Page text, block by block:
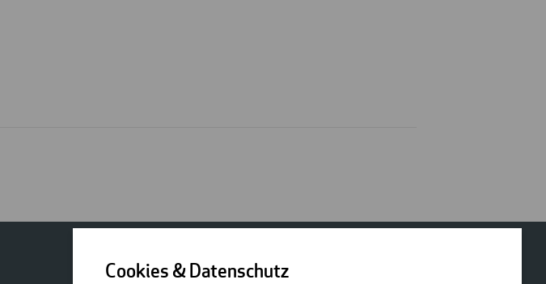
Kontakt
Cookies & Datenschutz